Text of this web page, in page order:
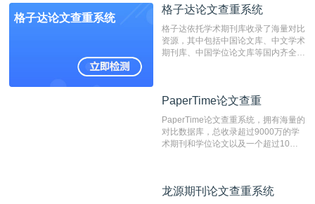
编辑部检测来稿和已发表的文献,检测
测时注意填写第一作者,才能排除已发
表文献复制比。（限制字符数1万）
格子达论文查重系统
格子达论文查重系统
格子达依托学术期刊库收录了海量对比
资源，其中包括中国论文库、中文学术
期刊库、中国学位论文库等国内齐全的
系统，可检测中文、英文两种语言的论
PaperTime论文查重
PaperTime论文查重系统，拥有海量的
对比数据库，总收录超过9000万的学
术期刊和学位论文以及一个超过10亿
对，利用指纹索引快速而精准地在云检
龙源期刊论文查重系统